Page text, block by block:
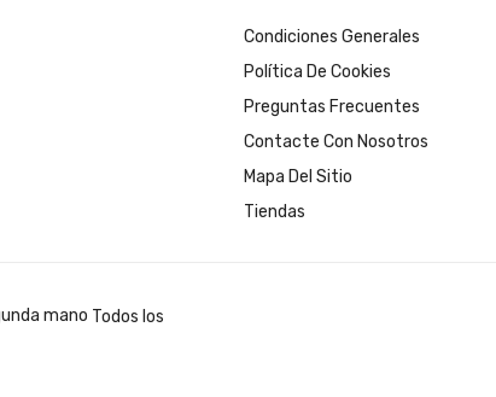
Condiciones Generales
Política De Cookies
Preguntas Frecuentes
Contacte Con Nosotros
Mapa Del Sitio
Tiendas
Todos los